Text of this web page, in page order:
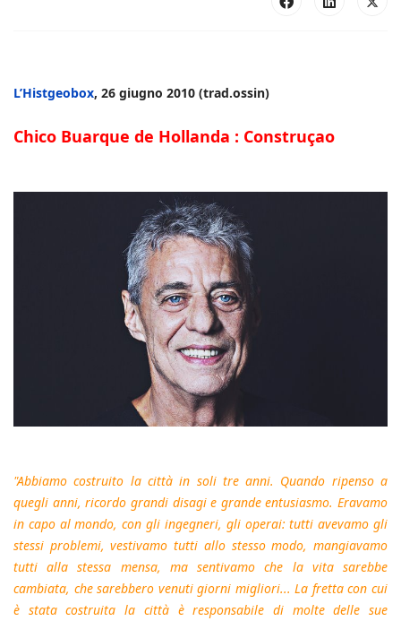
L’Histgeobox, 26 giugno 2010 (trad.ossin)
Chico Buarque de Hollanda : Construçao
"Abbiamo costruito la città in soli tre anni. Quando ripenso a
quegli anni, ricordo grandi disagi e grande entusiasmo. Eravamo
in capo al mondo, con gli ingegneri, gli operai: tutti avevamo gli
stessi problemi, vestivamo tutti allo stesso modo, mangiavamo
tutti alla stessa mensa, ma sentivamo che la vita sarebbe
cambiata, che sarebbero venuti giorni migliori... La fretta con cui
è stata costruita la città è responsabile di molte delle sue